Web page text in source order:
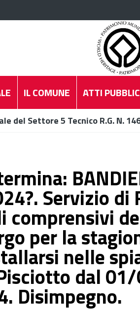
IL COMUNE ATTI
del Settore 5 Tecnico R.G. N.
Servizio
comprensivi
per la
nelle
dal
Disimpegno.